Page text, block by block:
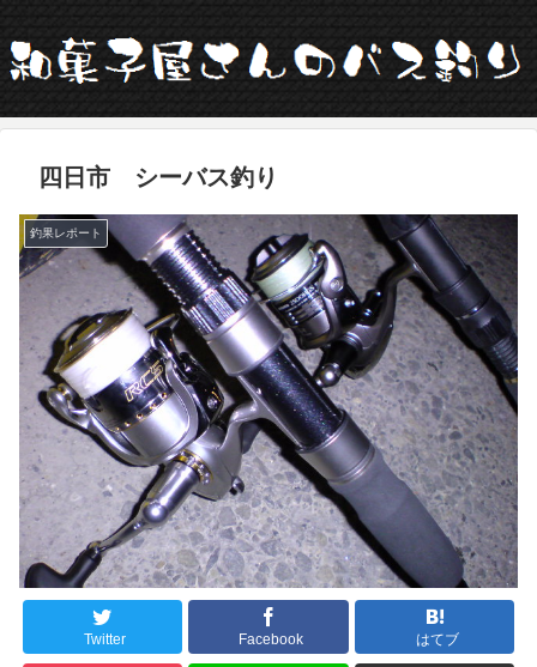
四日市 シーバス釣り
釣果レポート
Twitter Facebook はてブ